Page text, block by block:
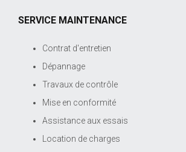
SERVICE MAINTENANCE
Contrat d'entretien
Dépannage
Travaux de contrôle
Mise en conformité
Assistance aux essais
Location de charges